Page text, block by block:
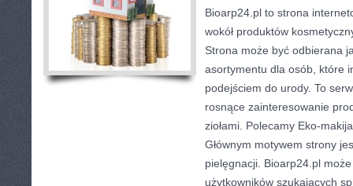
Bioarp24.pl to strona
wokół produktów
Strona może być odbierana
asortymentu dla osób, które
podejściem do urody. To
rosnące zainteresowanie
ziołami. Polecamy Eko-
Głównym motywem strony
pielęgnacji. Bioarp24.pl
użytkowników szukających